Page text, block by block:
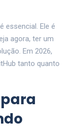
essencial. Ele é
agora, ter um
Em 2026,
tanto quanto